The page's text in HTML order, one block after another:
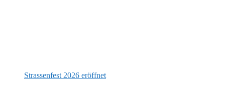
Strassenfest 2026 eröffnet